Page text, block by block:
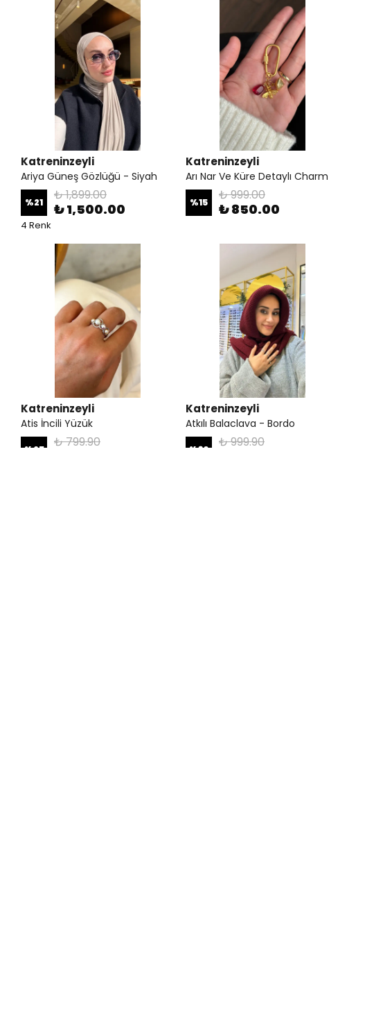
Katreninzeyli
Ariya Güneş Gözlüğü - Siyah
%21 ₺ 1,899.00
₺ 1,500.00
4 Renk
Katreninzeyli
Arı Nar Ve Küre Detaylı Charm
%15 ₺ 999.00
₺ 850.00
Katreninzeyli
Atis İncili Yüzük
%25 ₺ 799.90
Katreninzeyli
Atkılı Balaclava - Bordo
%30 ₺ 999.90